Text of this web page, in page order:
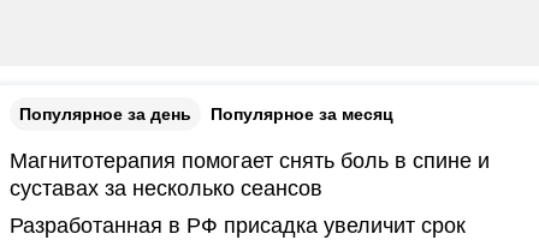
Популярное за день Популярное за месяц
Магнитотерапия помогает снять боль в спине и
суставах за несколько сеансов
Разработанная в РФ присадка увеличит срок